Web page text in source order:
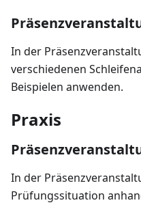
In der
verschiedenen
Beispielen anwenden.
Praxis
In der
Prüfungssituation